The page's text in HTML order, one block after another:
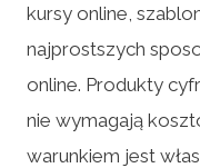
kursy online,
najprostszych
online. Produkty
nie wymagają
warunkiem jest